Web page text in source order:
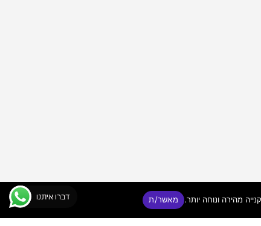
דברו איתנו מאשר/ת